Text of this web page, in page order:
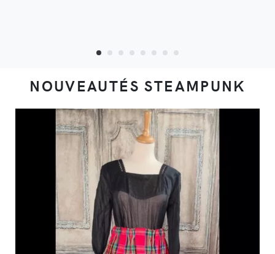
NOUVEAUTÉS STEAMPUNK
DÉTAIL